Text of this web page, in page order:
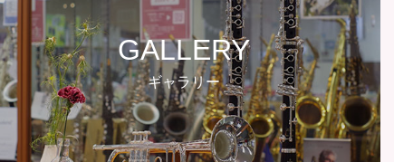
GALLERY
ギャラリー